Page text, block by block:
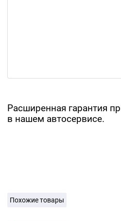
Расширенная гарантия
в нашем автосервисе.
Похожие товары